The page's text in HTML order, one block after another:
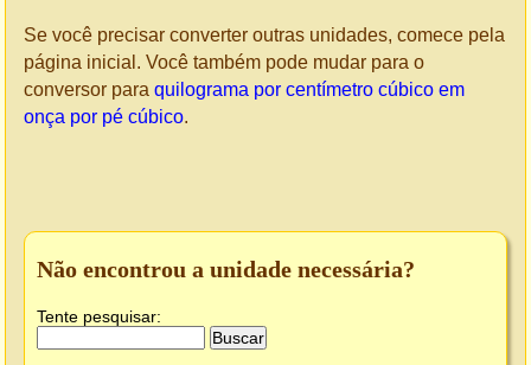
Se você precisar converter outras unidades, comece pela
página inicial. Você também pode mudar para o
conversor para quilograma por centímetro cúbico em
onça por pé cúbico.
Não encontrou a unidade necessária?
Tente pesquisar: